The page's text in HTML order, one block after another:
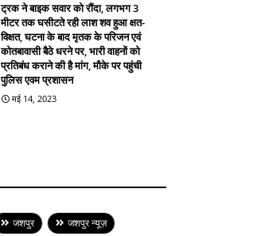
ट्रक ने बाइक सवार को रौंदा, लगभग 3
मीटर तक घसीटते रही लाश शव हुआ क्षत-
विक्षत, घटना के बाद मृतक के परिजन एवं
कोतबावासी बैठे धरने पर, भारी वाहनों को
प्रतिबंध कराने की है मांग, मौके पर पहुंची
पुलिस एवम प्रशासन
मई 14, 2023
जशपुर जशपुर न्यूज़